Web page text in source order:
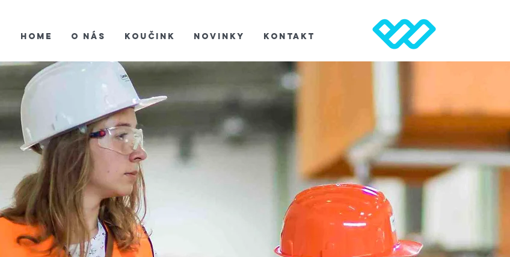
Home O nás Koučink Novinky Kontakt